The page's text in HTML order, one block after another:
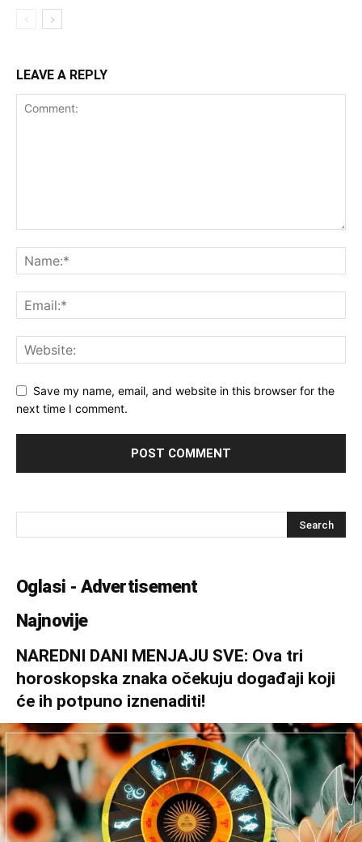
LEAVE A REPLY
Save my name, email, and website in this browser for the
next time I comment.
Oglasi - Advertisement
Najnovije
NAREDNI DANI MENJAJU SVE: Ova tri
horoskopska znaka očekuju događaji koji
će ih potpuno iznenaditi!